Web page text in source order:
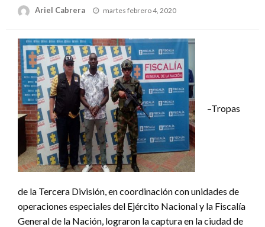
Ariel Cabrera
Publicado
martes febrero 4, 2020
–Tropas
de la Tercera División, en coordinación con unidades de
operaciones especiales del Ejército Nacional y la Fiscalía
General de la Nación, lograron la captura en la ciudad de